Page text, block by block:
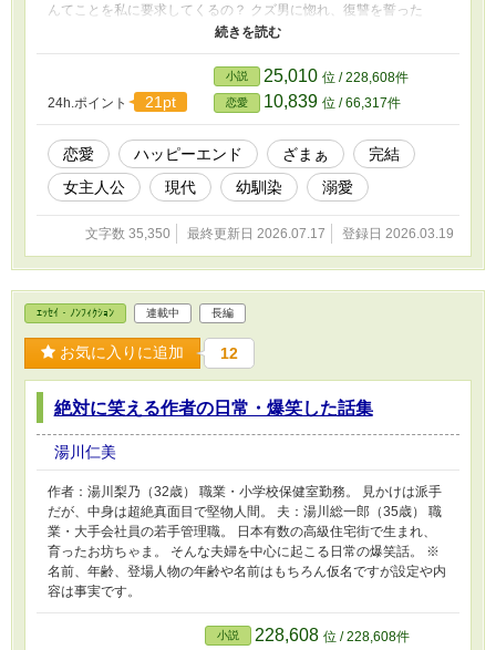
んてことを私に要求してくるの？ クズ男に惚れ、復讐を誓った
時。 彼女達はそれぞれの彼氏に立ち向かう。 これは、彼女たちが
あげる。 ※電車の中でぽちぽち作成。お暇な時にお付き合いいた
だけるとと思います。
24h.ポイント
21pt
小説 25,010 位 / 228,608件
恋愛 10,839 位 / 66,317件
恋愛 ハッピーエンド ざまぁ
完結
女主人公
現代 幼馴染 溺愛
文字数 35,350 最終更新日 2026.07.17 登録日 2026.03.19
ｴｯｾｲ・ﾉﾝﾌｨｸｼｮﾝ 連載中 長編
お気に入りに追加 12
絶対に笑える作者の日常・爆笑した話集
湯川仁美
作者：湯川梨乃（32歳） 職業・小学校保健室勤務。 見かけは派手
だが、中身は超絶真面目で堅物人間。 夫：湯川総一郎（35歳） 職
業・大手会社員の若手管理職。 日本有数の高級住宅街で生まれ、
育ったお坊ちゃま。 そんな夫婦を中心に起こる日常の爆笑話。 ※
名前、年齢、登場人物の年齢や名前はもちろん仮名ですが設定や内
容は事実です。
小説 228,608 位 / 228,608件